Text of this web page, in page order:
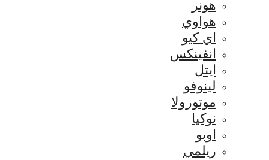
هونر
هواوي
اي كيو
انفينكس
ايتل
لينوفو
موتورولا
نوكيا
اوبو
ريلمي